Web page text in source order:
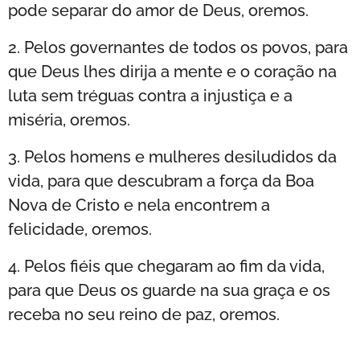
pode separar do amor de Deus, oremos.
2. Pelos governantes de todos os povos, para
que Deus lhes dirija a mente e o coração na
luta sem tréguas contra a injustiça e a
miséria, oremos.
3. Pelos homens e mulheres desiludidos da
vida, para que descubram a força da Boa
Nova de Cristo e nela encontrem a
felicidade, oremos.
4. Pelos fiéis que chegaram ao fim da vida,
para que Deus os guarde na sua graça e os
receba no seu reino de paz, oremos.